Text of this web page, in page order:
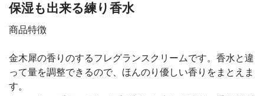
保湿も出来る練り香水
商品特徴
金木犀の香りのするフレグランスクリームです。香水と違
って量を調整できるので、ほんのり優しい香りをまとえま
す。